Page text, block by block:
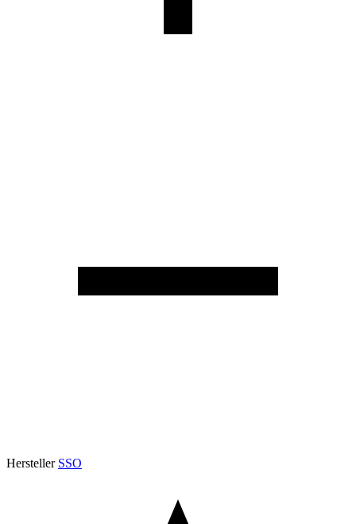
Hersteller SSO